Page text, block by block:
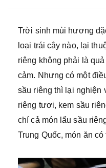
Trời sinh mùi hương
loại trái cây nào, lại
riêng không phải là
cảm. Nhưng có một
sầu riêng thì lại nghiện
riêng tươi, kem sầu
chí cả món lẩu sầu
Trung Quốc, món ăn